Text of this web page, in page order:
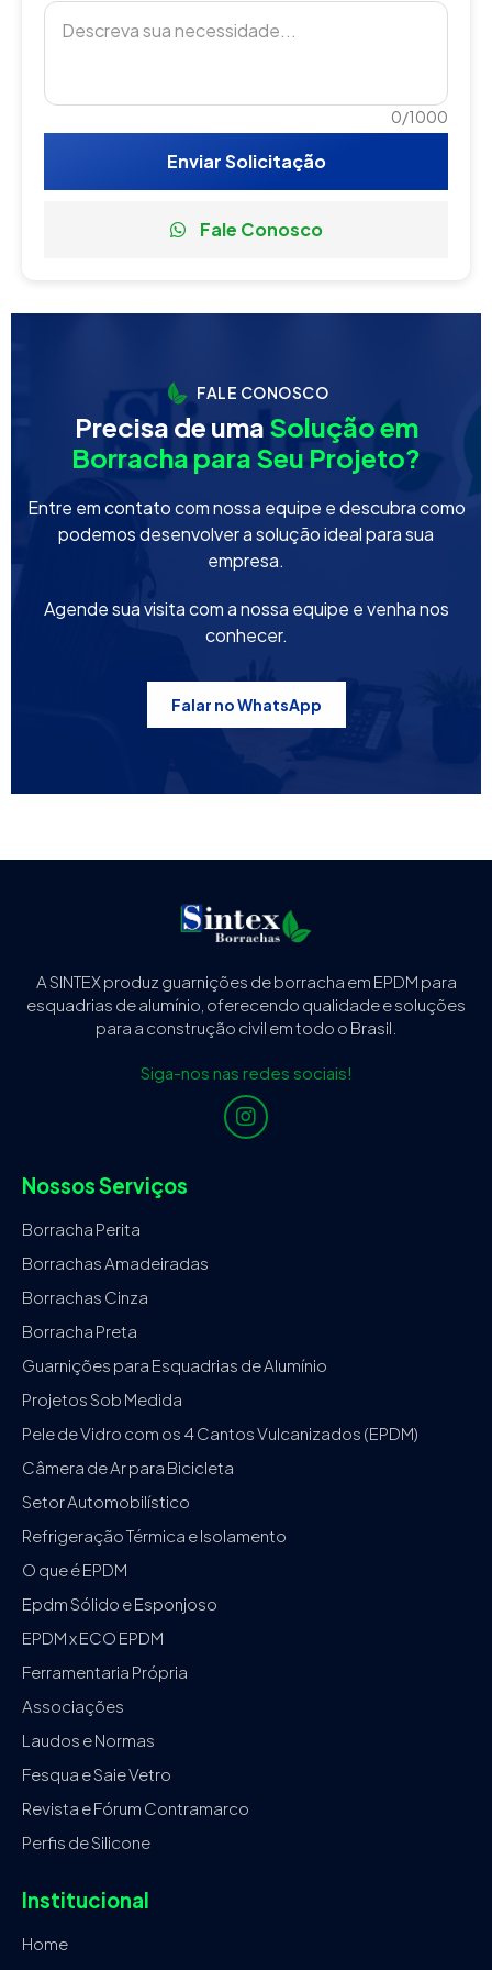
0/1000
Enviar Solicitação
Fale Conosco
FALE CONOSCO
Precisa de uma Solução em
Borracha para Seu Projeto?
Entre em contato com nossa equipe e descubra como
podemos desenvolver a solução ideal para sua
empresa.
Agende sua visita com a nossa equipe e venha nos
conhecer.
Falar no WhatsApp
A SINTEX produz guarnições de borracha em EPDM para
esquadrias de alumínio, oferecendo qualidade e soluções
para a construção civil em todo o Brasil.
Siga-nos nas redes sociais!
Nossos Serviços
Borracha Perita
Borrachas Amadeiradas
Borrachas Cinza
Borracha Preta
Guarnições para Esquadrias de Alumínio
Projetos Sob Medida
Pele de Vidro com os 4 Cantos Vulcanizados (EPDM)
Câmera de Ar para Bicicleta
Setor Automobilístico
Refrigeração Térmica e Isolamento
O que é EPDM
Epdm Sólido e Esponjoso
EPDM x ECO EPDM
Ferramentaria Própria
Associações
Laudos e Normas
Fesqua e Saie Vetro
Revista e Fórum Contramarco
Perfis de Silicone
Institucional
Home